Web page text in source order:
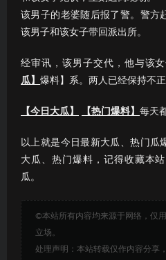
该男子的老婆随后报了警。警方
该男子和该女子带回派出所。
经审讯，该男子交代，他与该
瓜】 爆料】系。两人已经保持不
【今日大瓜】 【热门爆料】 每天
以上就是今日最新大瓜、热门瓜
大瓜、热门爆料，记得收藏本
瓜。
©本站所有内容均来源于网络，仅
立场。
处理声明：本站转载仅作内容分享